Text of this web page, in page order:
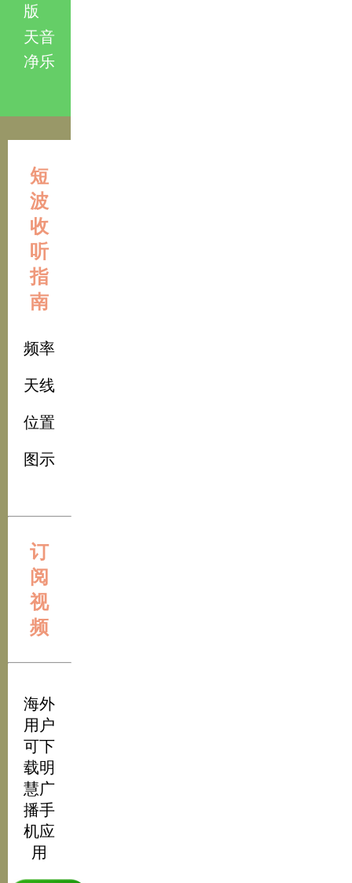
版
天音
净乐
短
波
收
听
指
南
频率
天线
位置
图示
订
阅
视
频
海外
用户
可下
载明
慧广
播手
机应
用